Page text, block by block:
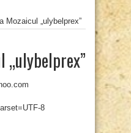
Mozaicul „ulybelprex”
„ulybelprex”
8